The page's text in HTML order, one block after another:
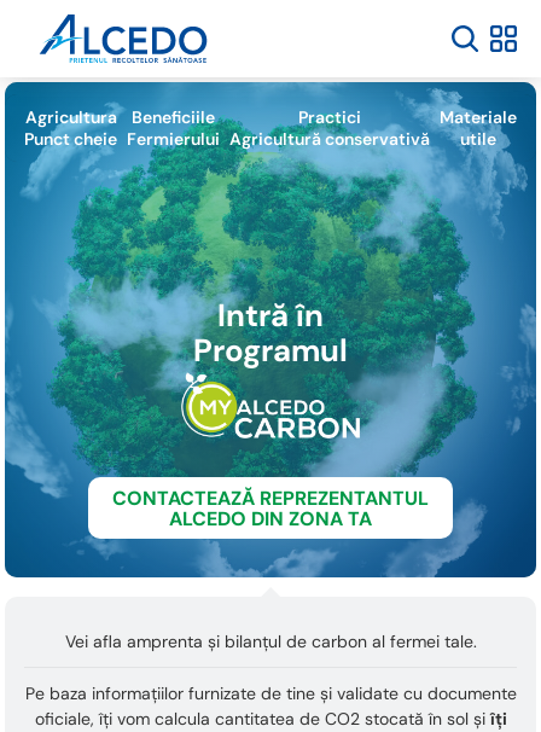
Agricultura
Punct cheie
Beneficiile
Fermierului
Practici
Agricultură conservativă
Materiale
utile
Intră în
Programul
CONTACTEAZĂ REPREZENTANTUL
ALCEDO DIN ZONA TA
Vei afla amprenta și bilanțul de carbon al fermei tale.
Pe baza informațiilor furnizate de tine și validate cu documente
oficiale, îți vom calcula cantitatea de CO2 stocată în sol șiîți